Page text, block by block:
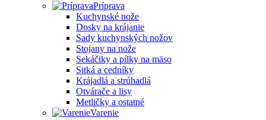
Príprava
Kuchynské nože
Dosky na krájanie
Sady kuchynských nožov
Stojany na nože
Sekáčiky a pílky na mäso
Sitká a cedníky
Krájadlá a strúhadlá
Otvárače a lisy
Metličky a ostatné
Varenie